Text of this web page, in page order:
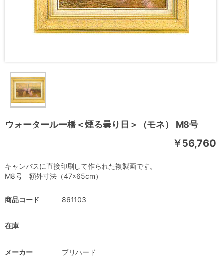
ウォータールー橋＜煙る曇り日＞（モネ） M8号
￥56,760
商品コード 861103
在庫
メーカー プリハード
キャンバスに直接印刷して作られた複製画です。
M8号 額外寸法（47×65cm）